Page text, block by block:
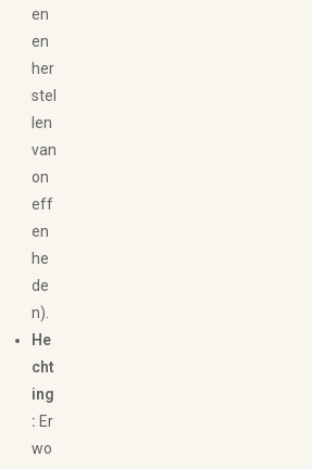
en
en
her
stel
len
van
on
eff
en
he
de
n).
He
cht
ing
: Er
wo